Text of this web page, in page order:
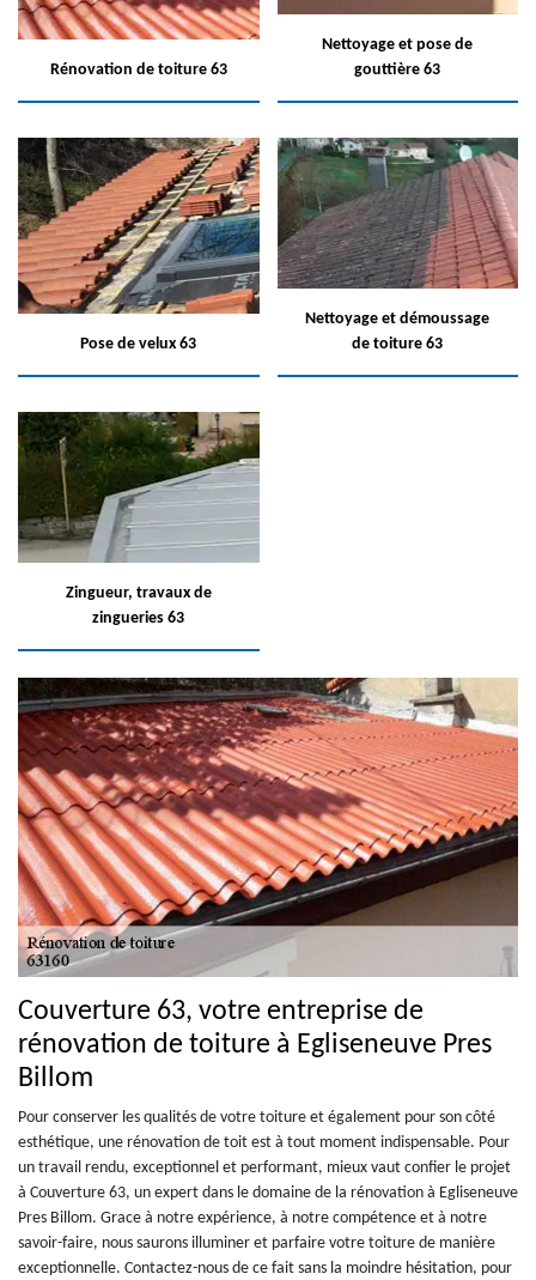
Rénovation de toiture 63
Nettoyage et pose de
gouttière 63
Pose de velux 63
Nettoyage et démoussage
de toiture 63
Zingueur, travaux de
zingueries 63
Couverture 63, votre entreprise de
rénovation de toiture à Egliseneuve Pres
Billom
Pour conserver les qualités de votre toiture et également pour son côté
esthétique, une rénovation de toit est à tout moment indispensable. Pour
un travail rendu, exceptionnel et performant, mieux vaut confier le projet
à Couverture 63, un expert dans le domaine de la rénovation à Egliseneuve
Pres Billom. Grace à notre expérience, à notre compétence et à notre
savoir-faire, nous saurons illuminer et parfaire votre toiture de manière
exceptionnelle. Contactez-nous de ce fait sans la moindre hésitation, pour